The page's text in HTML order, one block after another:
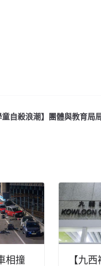
童自殺浪潮】團體與教育局
相撞
【九